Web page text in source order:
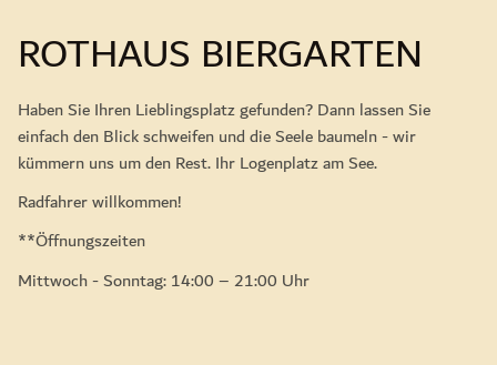
ROTHAUS BIERGARTEN
Haben Sie Ihren Lieblingsplatz gefunden? Dann lassen Sie
einfach den Blick schweifen und die Seele baumeln - wir
kümmern uns um den Rest. Ihr Logenplatz am See.
Radfahrer willkommen!
**Öffnungszeiten
Mittwoch - Sonntag: 14:00 – 21:00 Uhr